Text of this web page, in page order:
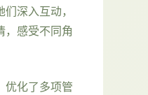
深入互动，
，感受不同角
优化了多项管